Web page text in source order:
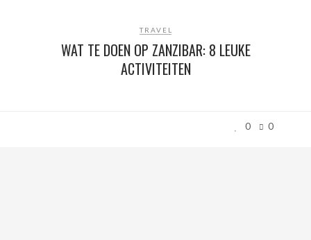
TRAVEL
WAT TE DOEN OP ZANZIBAR: 8 LEUKE
ACTIVITEITEN
0 0